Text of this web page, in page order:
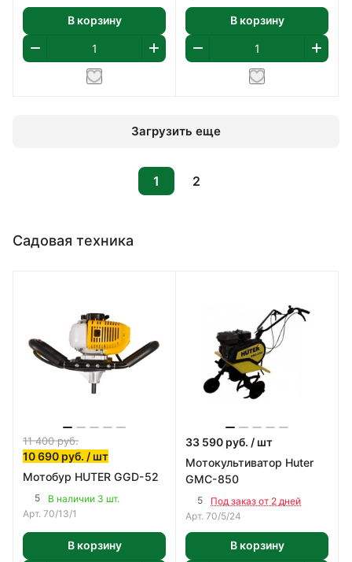
В корзину В корзину
Загрузить еще
1 2
Садовая техника
11 400руб.
10 690 руб. / шт
Мотобур HUTER GGD-52
5
В наличии 3 шт.
Арт. 70/13/1
В корзину
33 590 руб. / шт
Мотокультиватор Huter
GMC-850
5
Под заказ от 2 дней
Арт. 70/5/24
В корзину